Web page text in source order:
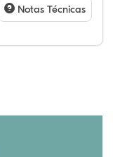
Notas Técnicas